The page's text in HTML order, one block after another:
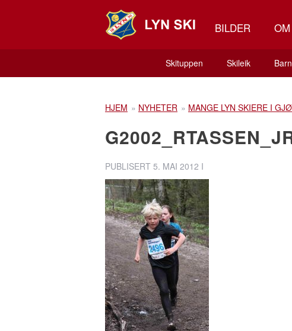
BILDER OM
Skituppen Skileik
HJEM » NYHETER » MANGE LYN SKIERE I
PUBLISERT 5. MAI 2012 I